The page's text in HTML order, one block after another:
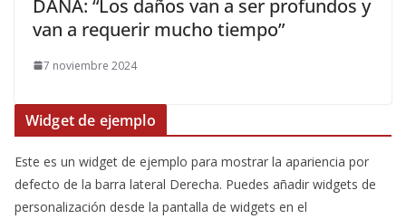
DANA: “Los daños van a ser profundos y
van a requerir mucho tiempo”
7 noviembre 2024
Widget de ejemplo
Este es un widget de ejemplo para mostrar la apariencia por
defecto de la barra lateral Derecha. Puedes añadir widgets de
personalización desde la pantalla de widgets en el